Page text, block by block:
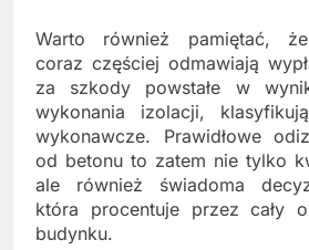
Warto również pamiętać,
coraz częściej odmawiają
za szkody powstałe w
wykonania izolacji,
wykonawcze. Prawidłowe
od betonu to zatem nie tylko
ale również świadoma
która procentuje przez cały
budynku.